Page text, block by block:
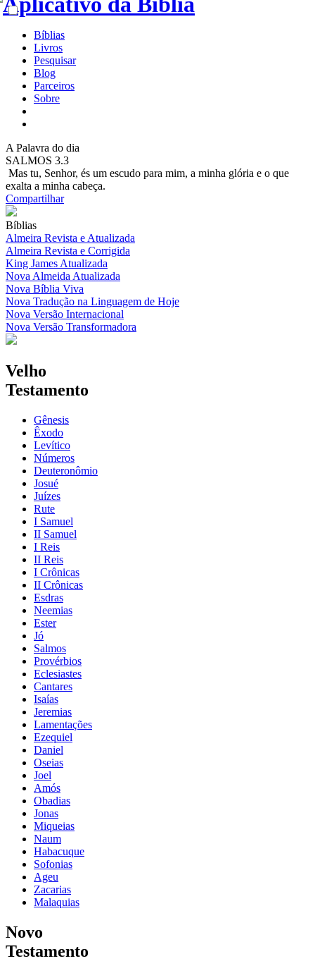
Bíblias
Livros
Pesquisar
Blog
Parceiros
Sobre
A Palavra do dia
SALMOS 3.3
Mas tu, Senhor, és um escudo para mim, a minha glória e o que
exalta a minha cabeça.
Compartilhar
Bíblias
Almeira Revista e Atualizada
Almeira Revista e Corrigida
King James Atualizada
Nova Almeida Atualizada
Nova Bíblia Viva
Nova Tradução na Linguagem de Hoje
Nova Versão Internacional
Nova Versão Transformadora
Velho
Testamento
Gênesis
Êxodo
Levítico
Números
Deuteronômio
Josué
Juízes
Rute
I Samuel
II Samuel
I Reis
II Reis
I Crônicas
II Crônicas
Esdras
Neemias
Ester
Jó
Salmos
Provérbios
Eclesiastes
Cantares
Isaías
Jeremias
Lamentações
Ezequiel
Daniel
Oseias
Joel
Amós
Obadias
Jonas
Miqueias
Naum
Habacuque
Sofonias
Ageu
Zacarias
Malaquias
Novo
Testamento